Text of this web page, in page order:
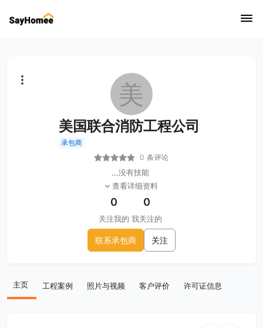
美
美国联合消防工程公司
承包商
0 条评论
...没有技能
查看详细资料
0
关注我的
0
我关注的
联系承包商 关注
主页 工程案例 照片与视频 客户评价 许可证信息